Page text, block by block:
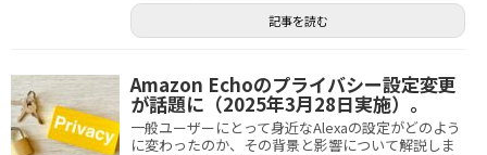
記事を読む
Amazon Echoのプライバシー設定変更
が話題に（2025年3月28日実施）。
一般ユーザーにとって身近なAlexaの設定がどのよう
に変わったのか、その背景と影響について解説しま